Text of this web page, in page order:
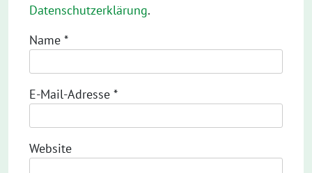
Datenschutzerklärung.
Name *
E-Mail-Adresse *
Website